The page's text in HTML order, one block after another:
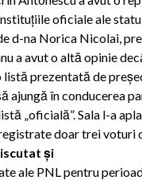
oficiale ale
d-na Norica Nicolai,
a avut o altă opinie
listă prezentată de
ajungă în conducerea
„oficială”. Sala l-a
doar trei voturi
şi
ale PNL pentru